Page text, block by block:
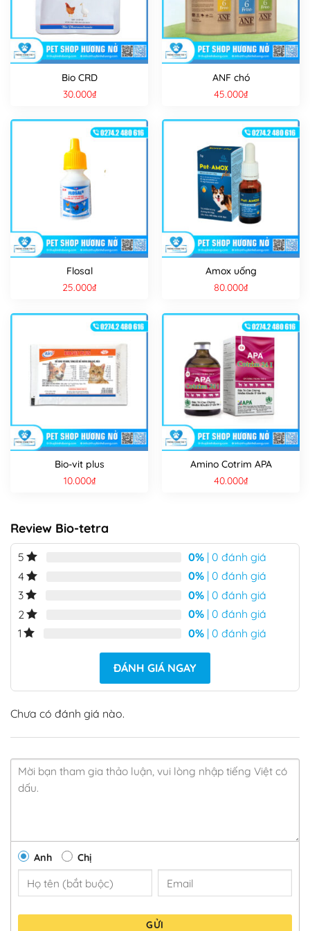
Bio CRD
30.000₫
ANF chó
45.000₫
Flosal
25.000₫
Amox uống
80.000₫
Bio-vit plus
10.000₫
Amino Cotrim APA
40.000₫
Review Bio-tetra
5 0% | 0 đánh giá
4
0% | 0 đánh giá
3
0% | 0 đánh giá
2
0% | 0 đánh giá
1
0% | 0 đánh giá
ĐÁNH GIÁ NGAY
Chưa có đánh giá nào.
Anh Chị
GỬI